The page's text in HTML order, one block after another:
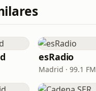
esRadio
Madrid · 99.1 FM